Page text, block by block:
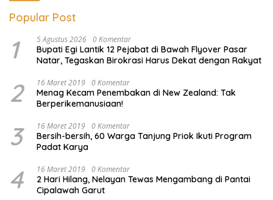
Popular Post
1 5 Agustus 2026 0 Komentar
Bupati Egi Lantik 12 Pejabat di Bawah Flyover Pasar
Natar, Tegaskan Birokrasi Harus Dekat dengan Rakyat
2 16 Maret 2019 0 Komentar
Menag Kecam Penembakan di New Zealand: Tak
Berperikemanusiaan!
3 16 Maret 2019 0 Komentar
Bersih-bersih, 60 Warga Tanjung Priok Ikuti Program
Padat Karya
4 16 Maret 2019 0 Komentar
2 Hari Hilang, Nelayan Tewas Mengambang di Pantai
Cipalawah Garut